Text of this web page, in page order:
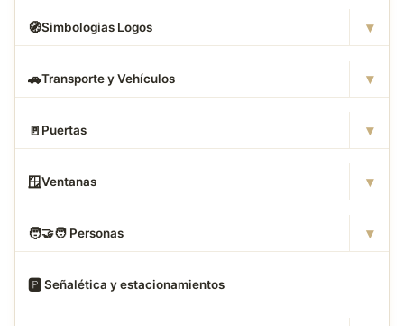
🧭Simbologias Logos ▾
🚗Transporte y Vehículos ▾
🚪 Puertas ▾
🪟Ventanas ▾
🧑‍🤝‍🧑 Personas ▾
🅿️ Señalética y estacionamientos